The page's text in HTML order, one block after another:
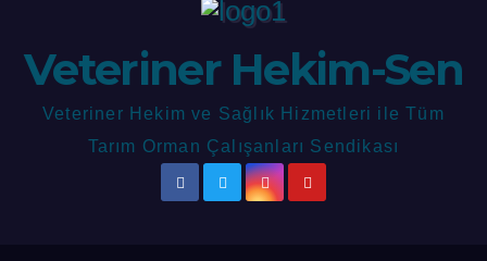
Veteriner Hekim-Sen
Veteriner Hekim ve Sağlık Hizmetleri ile Tüm
Tarım Orman Çalışanları Sendikası